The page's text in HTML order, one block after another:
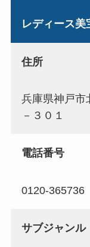
レディース美
住所
兵庫県神戸市
－３０１
電話番号
0120-365736
サブジャンル